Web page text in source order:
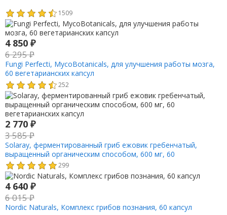
1509
4 850 ₽
6 295₽
Fungi Perfecti, MycoBotanicals, для улучшения работы мозга,
60 вегетарианских капсул
252
2 770 ₽
3 585₽
Solaray, ферментированный гриб ежовик гребенчатый,
выращенный органическим способом, 600 мг, 60
вегетарианских капсул
299
4 640 ₽
6 015₽
Nordic Naturals, Комплекс грибов познания, 60 капсул